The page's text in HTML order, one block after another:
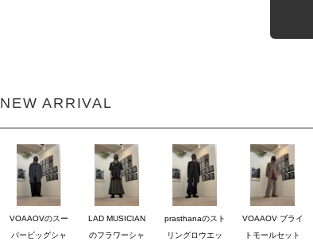
NEW ARRIVAL
VOAAOVのスー
パービッグシャ
LAD MUSICIAN
のフラワーシャ
prasthanaのスト
リングロウエッ
VOAAOV ブライ
トモールセット